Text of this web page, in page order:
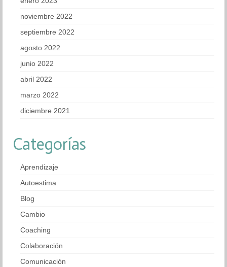
noviembre 2022
septiembre 2022
agosto 2022
junio 2022
abril 2022
marzo 2022
diciembre 2021
Categorías
Aprendizaje
Autoestima
Blog
Cambio
Coaching
Colaboración
Comunicación